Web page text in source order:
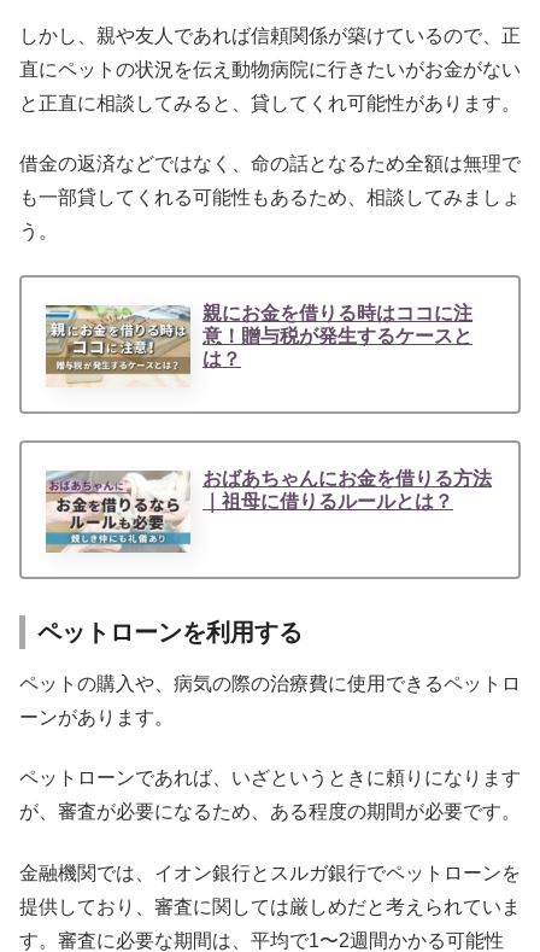
しかし、親や友人であれば信頼関係が築けているので、正
直にペットの状況を伝え動物病院に行きたいがお金がない
と正直に相談してみると、貸してくれ可能性があります。
借金の返済などではなく、命の話となるため全額は無理で
も一部貸してくれる可能性もあるため、相談してみましょ
う。
親にお金を借りる時はココに注
意！贈与税が発生するケースと
は？
おばあちゃんにお金を借りる方法
｜祖母に借りるルールとは？
ペットローンを利用する
ペットの購入や、病気の際の治療費に使用できるペットロ
ーンがあります。
ペットローンであれば、いざというときに頼りになります
が、審査が必要になるため、ある程度の期間が必要です。
金融機関では、イオン銀行とスルガ銀行でペットローンを
提供しており、審査に関しては厳しめだと考えられていま
す。審査に必要な期間は、平均で1〜2週間かかる可能性